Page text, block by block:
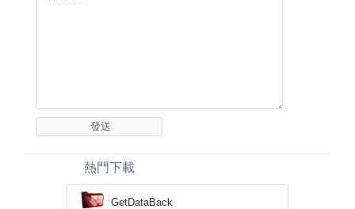
熱門下載
GetDataBack